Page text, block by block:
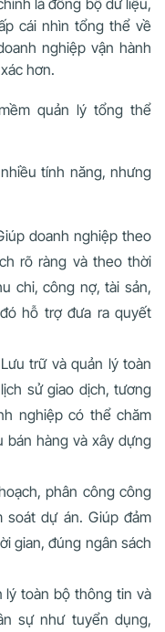
là đồng bộ dữ liệu,
cái nhìn tổng thể về
nghiệp vận hành
hơn.
quản lý tổng thể
tính năng, nhưng
doanh nghiệp theo
rõ ràng và theo thời
chi, công nợ, tài sản,
hỗ trợ đưa ra quyết
Lưu trữ và quản lý toàn
sử giao dịch, tương
nghiệp có thể chăm
bán hàng và xây dựng
phân công công
soát dự án. Giúp đảm
gian, đúng ngân sách
lý toàn bộ thông tin và
sự như tuyển dụng,